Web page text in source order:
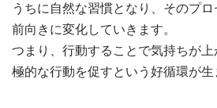
うちに自然な習慣となり、そのプ
前向きに変化していきます。
つまり、行動することで気持ちが
極的な行動を促すという好循環が生